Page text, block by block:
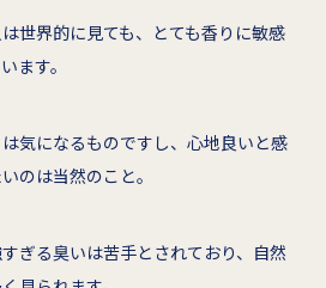
世界的に見ても、とても香りに敏感
ます。
気になるものですし、心地良いと感
のは当然のこと。
ぎる臭いは苦手とされており、自然